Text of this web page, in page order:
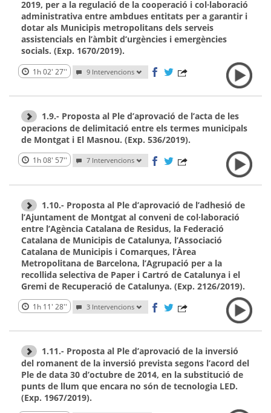
2019, per a la regulació de la cooperació i col·laboració
administrativa entre ambdues entitats per a garantir i
dotar als Municipis metropolitans dels serveis
assistencials en l’àmbit d’urgències i emergències
socials. (Exp. 1670/2019).
1h 02' 27'' 9 Intervencions
1.9.- Proposta al Ple d’aprovació de l’acta de les
operacions de delimitació entre els termes municipals
de Montgat i El Masnou. (Exp. 536/2019).
1h 08' 57'' 7 Intervencions
1.10.- Proposta al Ple d’aprovació de l’adhesió de
l’Ajuntament de Montgat al conveni de col·laboració
entre l’Agència Catalana de Residus, la Federació
Catalana de Municipis de Catalunya, l’Associació
Catalana de Municipis i Comarques, l’Àrea
Metropolitana de Barcelona, l’Agrupació per a la
recollida selectiva de Paper i Cartró de Catalunya i el
Gremi de Recuperació de Catalunya. (Exp. 2126/2019).
1h 11' 28'' 3 Intervencions
1.11.- Proposta al Ple d’aprovació de la inversió
del romanent de la inversió prevista segons l’acord del
Ple de data 30 d’octubre de 2014, en la substitució de
punts de llum que encara no són de tecnologia LED.
(Exp. 1967/2019).